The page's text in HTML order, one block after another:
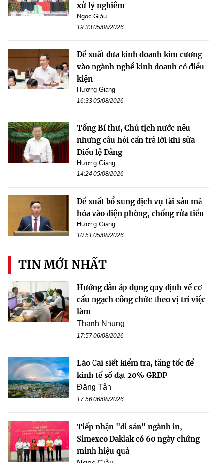
xử lý nghiêm
Ngọc Giàu
19:33 05/08/2026
Đề xuất đưa kinh doanh kim cương
vào ngành nghề kinh doanh có điều
kiện
Hương Giang
16:33 05/08/2026
Tổng Bí thư, Chủ tịch nước nêu
những câu hỏi cần trả lời khi sửa
Điều lệ Đảng
Hương Giang
14:24 05/08/2026
Đề xuất bổ sung dịch vụ tài sản mã
hóa vào diện phòng, chống rửa tiền
Hương Giang
10:51 05/08/2026
TIN MỚI NHẤT
Hướng dẫn áp dụng quy định về cơ
cấu ngạch công chức theo vị trí việc
làm
Thanh Nhung
17:57 06/08/2026
Lào Cai siết kiểm tra, tăng tốc để
kinh tế số đạt 20% GRDP
Đăng Tân
17:56 06/08/2026
Tiếp nhận "di sản" ngành in,
Simexco Daklak có 60 ngày chứng
minh hiệu quả